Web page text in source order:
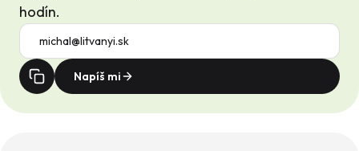
hodín.
Napíš mi